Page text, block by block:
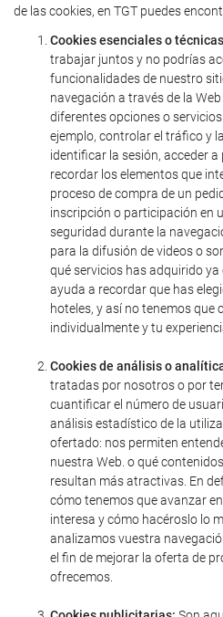
de las cookies, en TGT puedes
Cookies esenciales o
trabajar juntos y no podrías
funcionalidades de nuestro
navegación a través de la
diferentes opciones o
ejemplo, controlar el tráfico y
identificar la sesión, acceder
recordar los elementos que
proceso de compra de un
inscripción o participación en
seguridad durante la
para la difusión de videos o
qué servicios has adquirido
ayuda a recordar que has
hoteles, y así no tenemos que
individualmente y tu
Cookies de análisis o
tratadas por nosotros o por
cuantificar el número de
análisis estadístico de la
ofertado: nos permiten
nuestra Web. o qué
resultan más atractivas. En
cómo tenemos que avanzar
interesa y cómo hacéroslo lo
analizamos vuestra
el fin de mejorar la oferta de
ofrecemos.